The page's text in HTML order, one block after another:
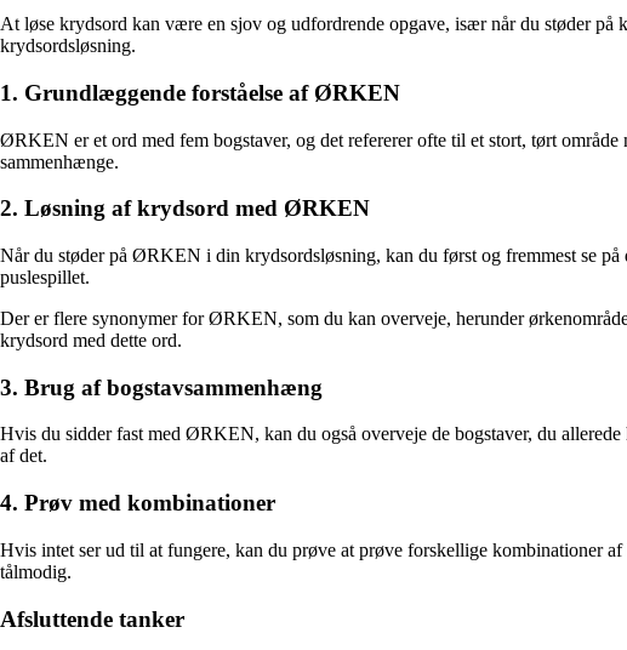
At løse krydsord kan være en sjov og udfordrende opgave, især når du støder
krydsordsløsning.
1. Grundlæggende forståelse af ØRKEN
ØRKEN er et ord med fem bogstaver, og det refererer ofte til et stort, tørt
sammenhænge.
2. Løsning af krydsord med ØRKEN
Når du støder på ØRKEN i din krydsordsløsning, kan du først og fremmest se
puslespillet.
Der er flere synonymer for ØRKEN, som du kan overveje, herunder
krydsord med dette ord.
3. Brug af bogstavsammenhæng
Hvis du sidder fast med ØRKEN, kan du også overveje de bogstaver, du
af det.
4. Prøv med kombinationer
Hvis intet ser ud til at fungere, kan du prøve at prøve forskellige kombinationer
tålmodig.
Afsluttende tanker